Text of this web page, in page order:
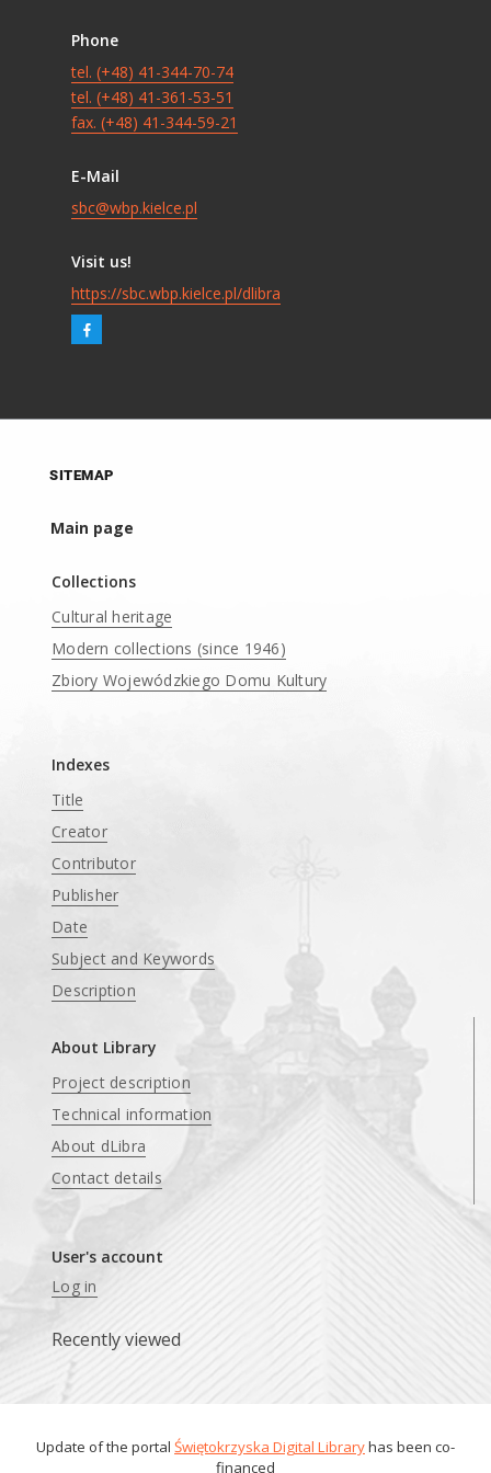
Phone
tel. (+48) 41-344-70-74
tel. (+48) 41-361-53-51
fax. (+48) 41-344-59-21
E-Mail
sbc@wbp.kielce.pl
Visit us!
https://sbc.wbp.kielce.pl/dlibra
SITEMAP
Main page
Collections
Cultural heritage
Modern collections (since 1946)
Zbiory Wojewódzkiego Domu Kultury
Indexes
Title
Creator
Contributor
Publisher
Date
Subject and Keywords
Description
About Library
Project description
Technical information
About dLibra
Contact details
User's account
Log in
Recently viewed
Update of the portal Świętokrzyska Digital Libraryhas been co-
financed